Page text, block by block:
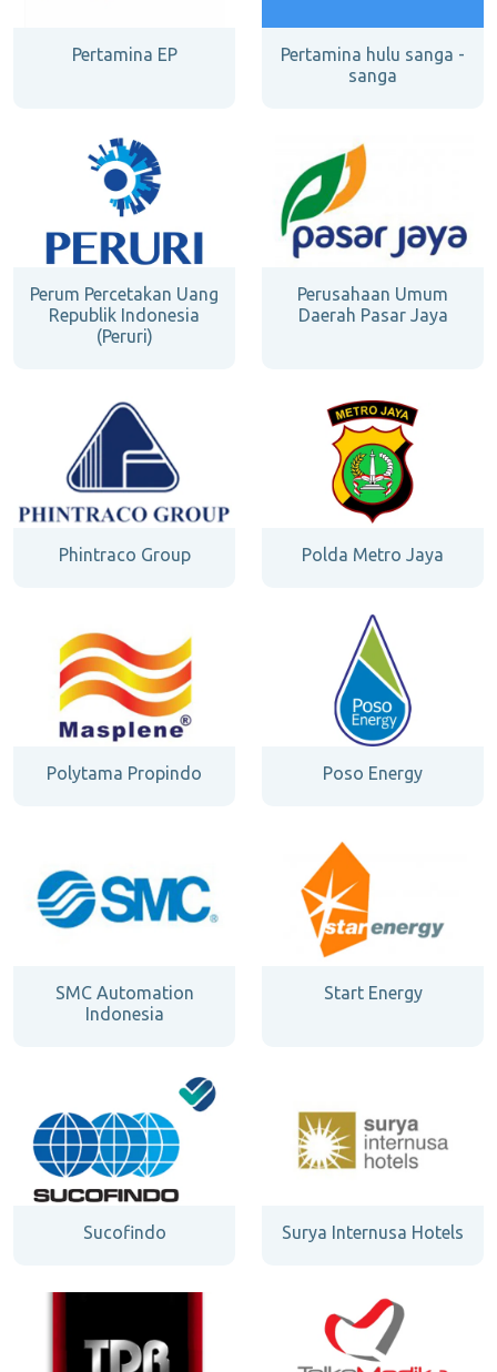
Pertamina EP
Pertamina hulu sanga -
sanga
Perum Percetakan Uang
Republik Indonesia
(Peruri)
Perusahaan Umum
Daerah Pasar Jaya
Phintraco Group Polda Metro Jaya
Polytama Propindo Poso Energy
SMC Automation
Indonesia
Start Energy
Sucofindo Surya Internusa Hotels